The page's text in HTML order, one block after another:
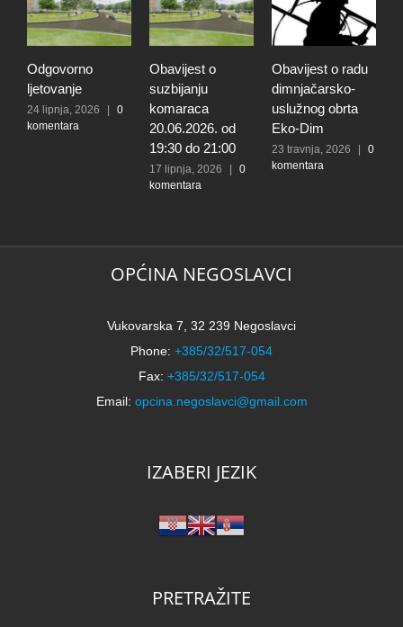
Odgovorno
ljetovanje
24 lipnja, 2026
0
komentara
Obavijest o
suzbijanju
komaraca
20.06.2026. od
19:30 do 21:00
17 lipnja, 2026
0
komentara
Obavijest o radu
dimnjačarsko-
uslužnog obrta
Eko-Dim
23 travnja, 2026
0
komentara
OPĆINA NEGOSLAVCI
Vukovarska 7, 32 239 Negoslavci
Phone: +385/32/517-054
Fax: +385/32/517-054
Email: opcina.negoslavci@gmail.com
IZABERI JEZIK
PRETRAŽITE